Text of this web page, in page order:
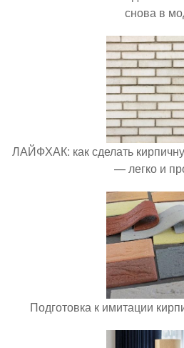
снова в
ЛАЙФХАК: как сделать
— легко и
Подготовка к имитации